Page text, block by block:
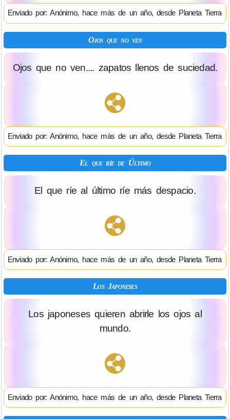
Enviado por: Anónimo, hace más de un año, desde Planeta Tierra
Ojos que no ven
Ojos que no ven.... zapatos llenos de suciedad.
Enviado por: Anónimo, hace más de un año, desde Planeta Tierra
El que ríe de Último
El que ríe al último ríe más despacio.
Enviado por: Anónimo, hace más de un año, desde Planeta Tierra
Los Japoneses
Los japoneses quieren abrirle los ojos al
mundo.
Enviado por: Anónimo, hace más de un año, desde Planeta Tierra